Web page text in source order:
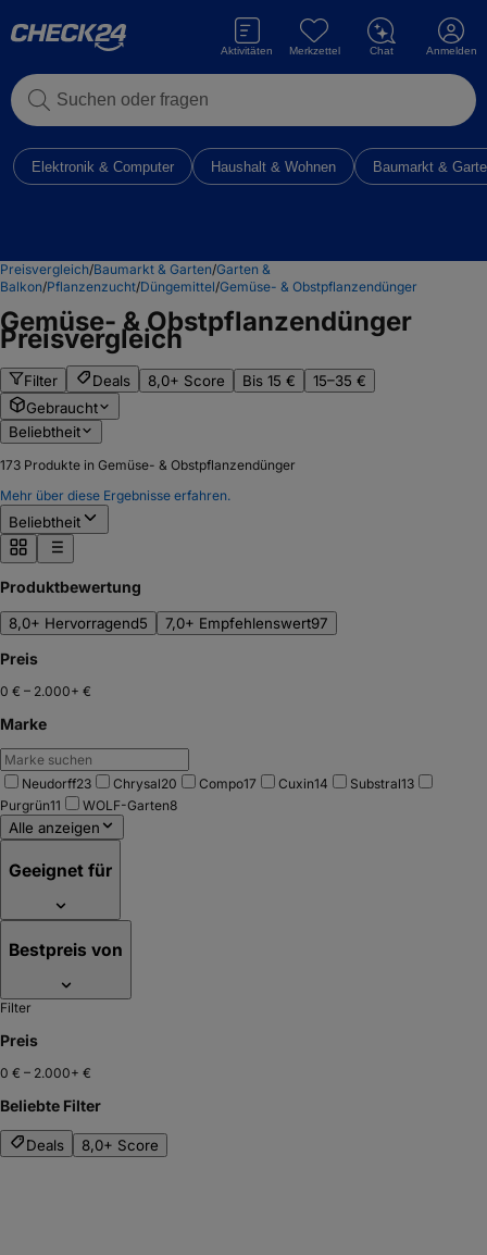
Suchen oder fragen
Aktivitäten Merkzettel Chat Anmelden
Elektronik & Computer Haushalt & Wohnen Baumarkt &
Preisvergleich/Baumarkt & Garten/Garten &
Balkon/Pflanzenzucht/Düngemittel/Gemüse- & Obstpflanzendünger
Gemüse- & Obstpflanzendünger
Preisvergleich
Filter Deals 8,0+ Score Bis 15 €
15–35 €
Gebraucht
Beliebtheit
173 Produkte in Gemüse- & Obstpflanzendünger
Mehr über diese Ergebnisse erfahren.
Beliebtheit
Produktbewertung
8,0+ Hervorragend5 7,0+ Empfehlenswert97
Preis
0 € – 2.000+ €
Marke
Neudorff23 Chrysal20 Compo17 Cuxin14 Substral13
Purgrün11 WOLF-Garten8
Alle anzeigen
Geeignet für
Bestpreis von
Filter
Preis
0 € – 2.000+ €
Beliebte Filter
Deals 8,0+ Score